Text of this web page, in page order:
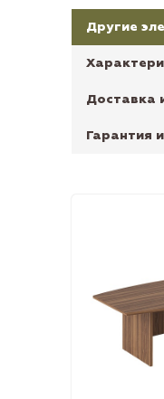
Другие
Доставка
Гарантия